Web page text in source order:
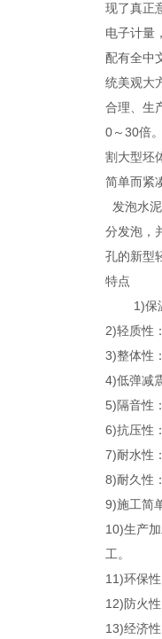
现了真正
电子计量
配有全中
统美观大
合理、生
0～30倍
割大型坯
简单而紧
发泡水
分发泡，
孔的新型
特点
1)保温
2)轻质性
3)整体性
4)低弹减
5)隔音性
6)抗压性
7)耐水性
8)耐久性
9)施工简
10)生产
工。
11)环保
12)防火
13)经济性